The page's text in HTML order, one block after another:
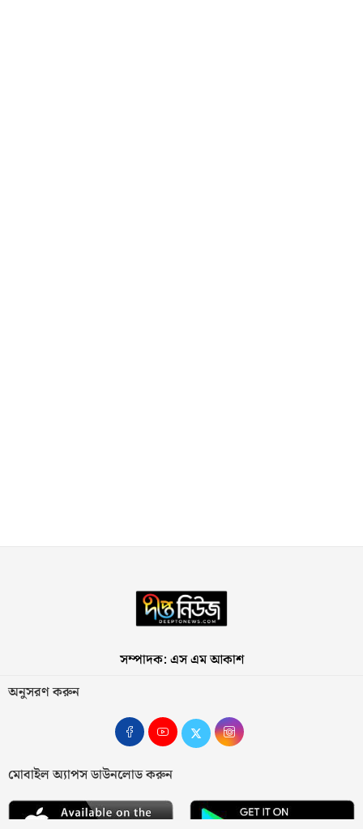
সম্পাদক: এস এম আকাশ
অনুসরণ করুন
মোবাইল অ্যাপস ডাউনলোড করুন